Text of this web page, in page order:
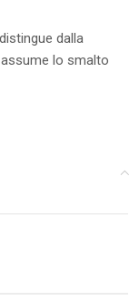
dalla
lo smalto